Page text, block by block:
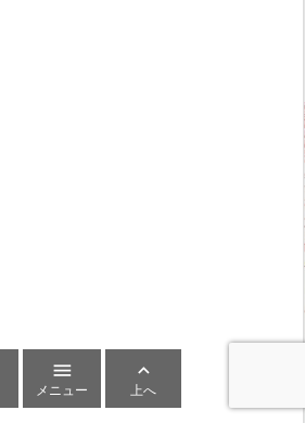

メニュー

上へ